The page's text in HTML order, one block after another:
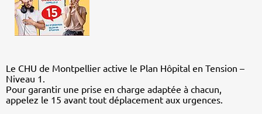
Le CHU de Montpellier active le Plan Hôpital en Tension –
Niveau 1.
Pour garantir une prise en charge adaptée à chacun,
appelez le 15 avant tout déplacement aux urgences.